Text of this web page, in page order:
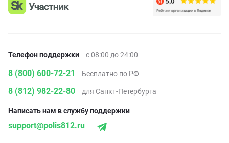
Телефон поддержки с 08:00 до 24:00
8 (800) 600-72-21 Бесплатно по РФ
8 (812) 982-22-80 для Санкт-Петербурга
Написать нам в службу поддержки
support@polis812.ru